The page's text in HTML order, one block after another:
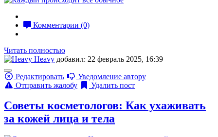
Комментарии (0)
Читать полностью
Heavy добавил: 22 февраль 2025, 16:39
Редактировать
Уведомление автору
Отправить жалобу
Удалить пост
Советы косметологов: Как ухаживать
за кожей лица и тела